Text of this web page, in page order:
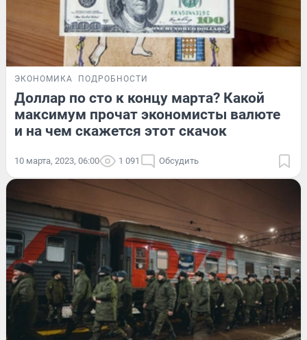
ЭКОНОМИКА ПОДРОБНОСТИ
Доллар по сто к концу марта? Какой
максимум прочат экономисты валюте
и на чем скажется этот скачок
10 марта, 2023, 06:00 1 091 Обсудить